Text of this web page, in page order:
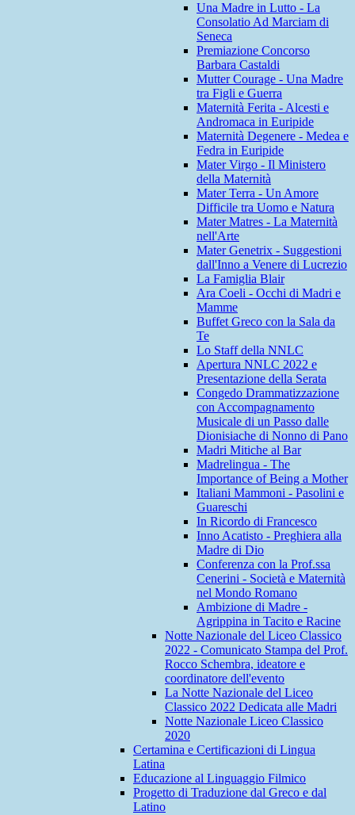
Una Madre in Lutto - La
Consolatio Ad Marciam di
Seneca
Premiazione Concorso
Barbara Castaldi
Mutter Courage - Una Madre
tra Figli e Guerra
Maternità Ferita - Alcesti e
Andromaca in Euripide
Maternità Degenere - Medea e
Fedra in Euripide
Mater Virgo - Il Ministero
della Maternità
Mater Terra - Un Amore
Difficile tra Uomo e Natura
Mater Matres - La Maternità
nell'Arte
Mater Genetrix - Suggestioni
dall'Inno a Venere di Lucrezio
La Famiglia Blair
Ara Coeli - Occhi di Madri e
Mamme
Buffet Greco con la Sala da
Te
Lo Staff della NNLC
Apertura NNLC 2022 e
Presentazione della Serata
Congedo Drammatizzazione
con Accompagnamento
Musicale di un Passo dalle
Dionisiache di Nonno di Pano
Madri Mitiche al Bar
Madrelingua - The
Importance of Being a Mother
Italiani Mammoni - Pasolini e
Guareschi
In Ricordo di Francesco
Inno Acatisto - Preghiera alla
Madre di Dio
Conferenza con la Prof.ssa
Cenerini - Società e Maternità
nel Mondo Romano
Ambizione di Madre -
Agrippina in Tacito e Racine
Notte Nazionale del Liceo Classico
2022 - Comunicato Stampa del Prof.
Rocco Schembra, ideatore e
coordinatore dell'evento
La Notte Nazionale del Liceo
Classico 2022 Dedicata alle Madri
Notte Nazionale Liceo Classico
2020
Certamina e Certificazioni di Lingua
Latina
Educazione al Linguaggio Filmico
Progetto di Traduzione dal Greco e dal
Latino